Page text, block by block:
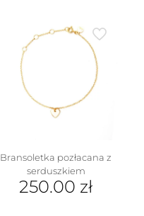
ma
wariantów.
wybrać
na
Bransoletka pozłacana z
serduszkiem
250.00 zł